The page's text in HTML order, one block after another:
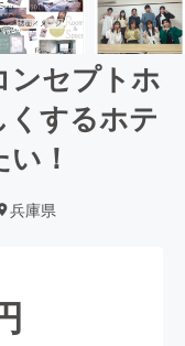
ンセプトホ
するホテ
！
兵庫県